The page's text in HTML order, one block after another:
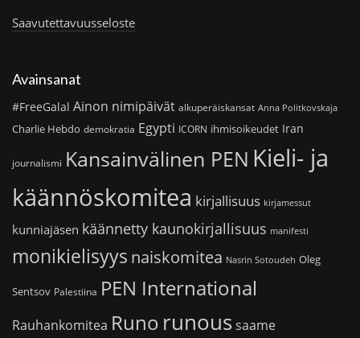
Saavutettavuusseloste
Avainsanat
#FreeGalal Ainon nimipäivät alkuperäiskansat Anna Politkovskaja
Charlie Hebdo demokratia Egypti ICORN ihmisoikeudet Iran
journalismi Kansainvälinen PEN Kieli- ja
käännöskomitea kirjallisuus kirjamessut
kunniajäsen käännetty kaunokirjallisuus manifesti
monikielisyys naiskomitea Nasrin Sotoudeh Oleg
Sentsov Palestiina PEN International
Rauhankomitea Runo runoussaame